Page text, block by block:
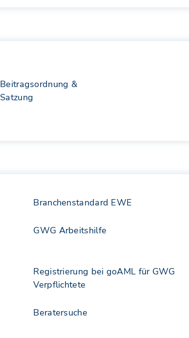
Beitragsordnung &
Satzung
Branchenstandard EWE
GWG Arbeitshilfe
Registrierung bei goAML für GWG
Verpflichtete
Beratersuche